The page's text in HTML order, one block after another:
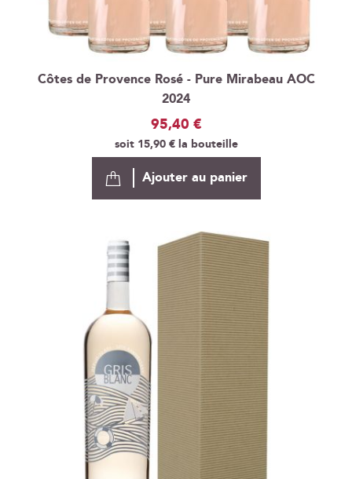
Côtes de Provence Rosé - Pure Mirabeau AOC
2024
95,40 €
soit 15,90 €la bouteille
Ajouter au panier